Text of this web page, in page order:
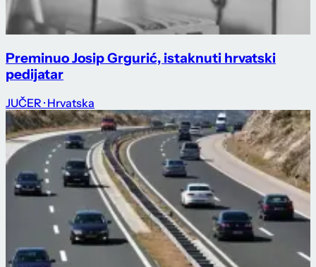
Preminuo Josip Grgurić, istaknuti hrvatski
pedijatar
JUČER · Hrvatska